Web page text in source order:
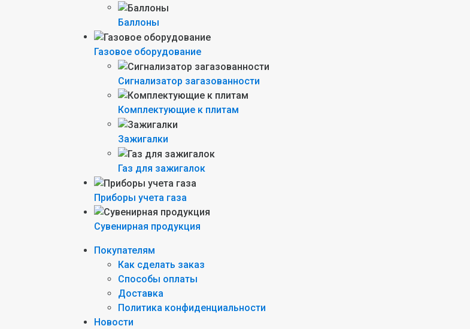
Баллоны
Газовое оборудование
Сигнализатор загазованности
Комплектующие к плитам
Зажигалки
Газ для зажигалок
Приборы учета газа
Сувенирная продукция
Покупателям
Как сделать заказ
Способы оплаты
Доставка
Политика конфиденциальности
Новости